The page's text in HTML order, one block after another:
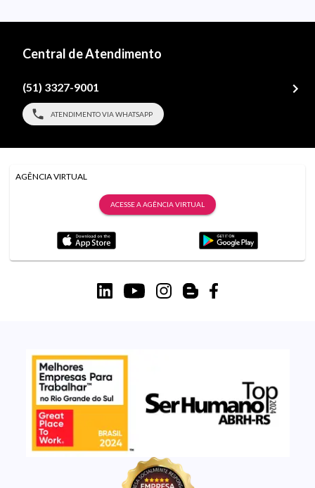
Central de Atendimento
(51) 3327-9001
ATENDIMENTO VIA WHATSAPP
AGÊNCIA VIRTUAL
ACESSE A AGÊNCIA VIRTUAL